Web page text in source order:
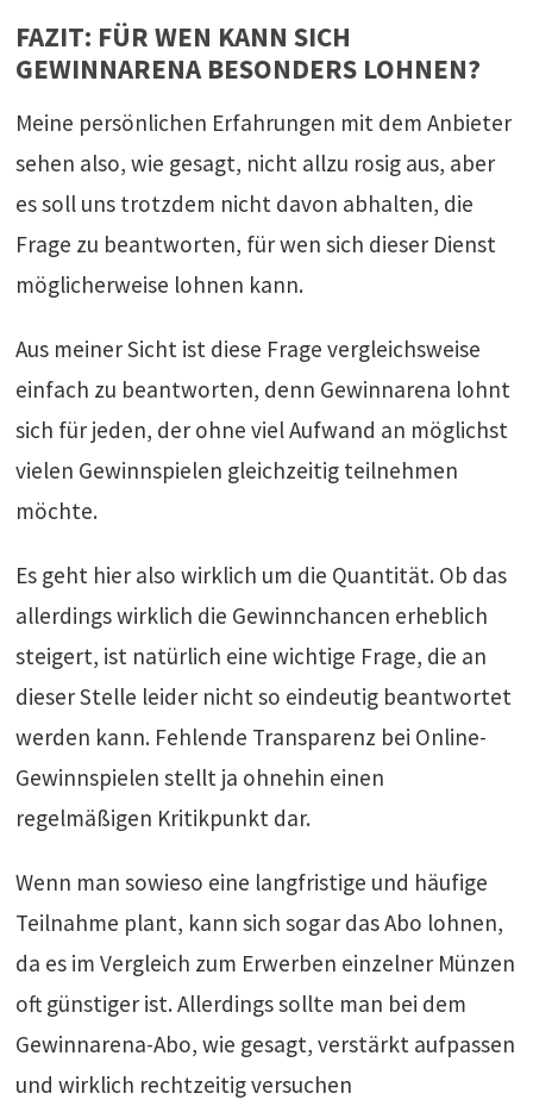
FAZIT: FÜR WEN KANN SICH
GEWINNARENA BESONDERS LOHNEN?
Meine persönlichen Erfahrungen mit dem Anbieter
sehen also, wie gesagt, nicht allzu rosig aus, aber
es soll uns trotzdem nicht davon abhalten, die
Frage zu beantworten, für wen sich dieser Dienst
möglicherweise lohnen kann.
Aus meiner Sicht ist diese Frage vergleichsweise
einfach zu beantworten, denn Gewinnarena lohnt
sich für jeden, der ohne viel Aufwand an möglichst
vielen Gewinnspielen gleichzeitig teilnehmen
möchte.
Es geht hier also wirklich um die Quantität. Ob das
allerdings wirklich die Gewinnchancen erheblich
steigert, ist natürlich eine wichtige Frage, die an
dieser Stelle leider nicht so eindeutig beantwortet
werden kann. Fehlende Transparenz bei Online-
Gewinnspielen stellt ja ohnehin einen
regelmäßigen Kritikpunkt dar.
Wenn man sowieso eine langfristige und häufige
Teilnahme plant, kann sich sogar das Abo lohnen,
da es im Vergleich zum Erwerben einzelner Münzen
oft günstiger ist. Allerdings sollte man bei dem
Gewinnarena-Abo, wie gesagt, verstärkt aufpassen
und wirklich rechtzeitig versuchen